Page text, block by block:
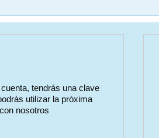
tendrás una clave
utilizar la próxima
nosotros